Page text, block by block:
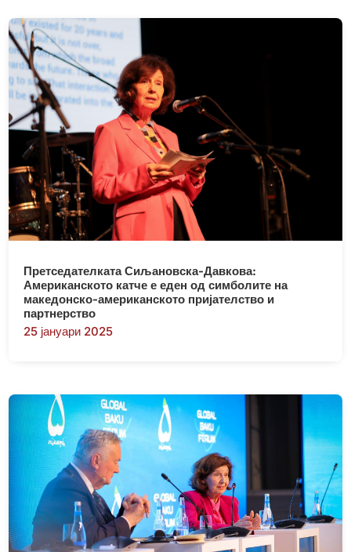
Претседателката Сиљановска-Давкова:
Американското катче е еден од симболите на
македонско-американското пријателство и
партнерство
25 јануари 2025